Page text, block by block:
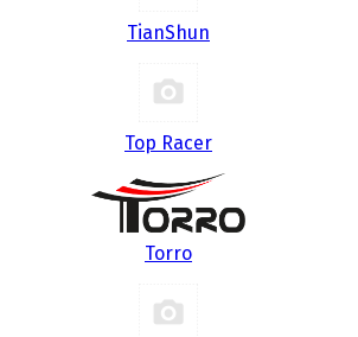
TianShun
Top Racer
Torro